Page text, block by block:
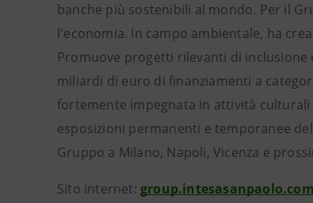
banche più sostenibili al mondo. Per il
l'economia. In campo ambientale, ha
Promuove progetti rilevanti di
miliardi di euro di finanziamenti a
fortemente impegnata in attività
esposizioni permanenti e temporanee
Gruppo a Milano, Napoli, Vicenza e
Sito internet: group.intesasanpaolo.com